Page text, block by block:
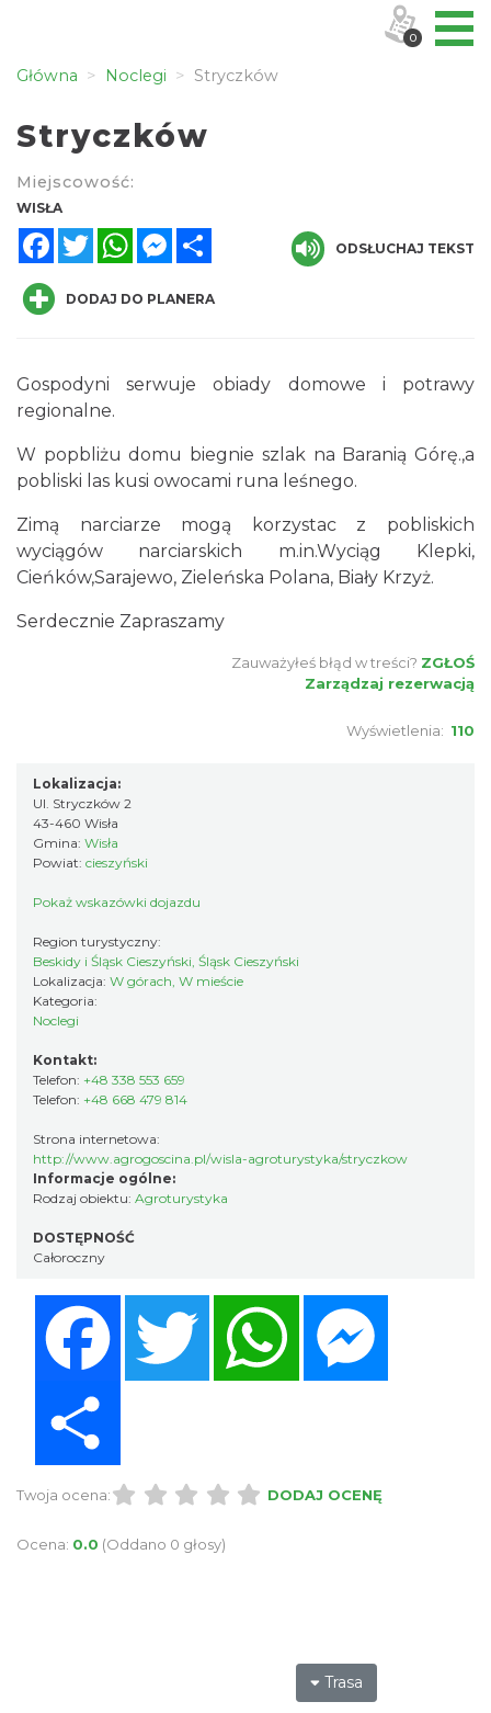
Główna Noclegi Stryczków
Stryczków
Miejscowość:
WISŁA
FacebookTwitterWhatsAppMessenger
ODSŁUCHAJ TEKST
DODAJ DO PLANERA
Gospodyni serwuje obiady domowe i potrawy
regionalne.
W popbliżu domu biegnie szlak na Baranią Górę.,a
pobliski las kusi owocami runa leśnego.
Zimą narciarze mogą korzystac z pobliskich
wyciągów narciarskich m.in.Wyciąg Klepki,
Cieńków,Sarajewo, Zieleńska Polana, Biały Krzyż.
Serdecznie Zapraszamy
Zauważyłeś błąd w treści? ZGŁOŚ
Zarządzaj rezerwacją
Wyświetlenia: 110
Lokalizacja:
Ul. Stryczków 2
43-460 Wisła
Gmina: Wisła
Powiat: cieszyński
Pokaż wskazówki dojazdu
Region turystyczny:
Beskidy i Śląsk Cieszyński, Śląsk Cieszyński
Lokalizacja: W górach, W mieście
Kategoria:
Noclegi
Kontakt:
Telefon: +48 338 553 659
Telefon: +48 668 479 814
Strona internetowa:
http://www.agrogoscina.pl/wisla-agroturystyka/stryczkow
Informacje ogólne:
Rodzaj obiektu: Agroturystyka
DOSTĘPNOŚĆ
Całoroczny
Twitter WhatsApp
Twoja ocena: DODAJ OCENĘ
Ocena: 0.0 (Oddano 0 głosy)
Trasa
0